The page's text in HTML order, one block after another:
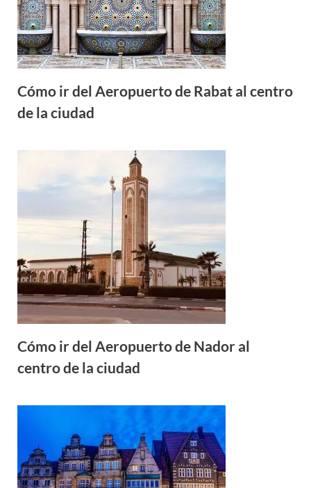
Cómo ir del Aeropuerto de Rabat al centro
de la ciudad
Cómo ir del Aeropuerto de Nador al
centro de la ciudad